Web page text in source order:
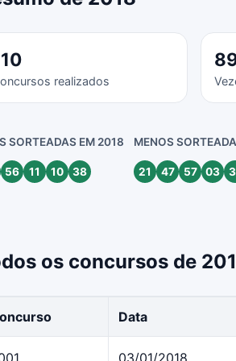
realizados
SORTEADAS EM 2018
56 11 10 38
MENOS
21 47 57 03
os concursos de
Data